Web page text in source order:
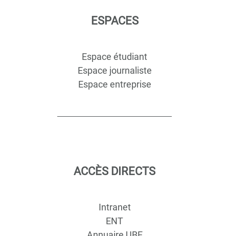
ESPACES
Espace étudiant
Espace journaliste
Espace entreprise
ACCÈS DIRECTS
Intranet
ENT